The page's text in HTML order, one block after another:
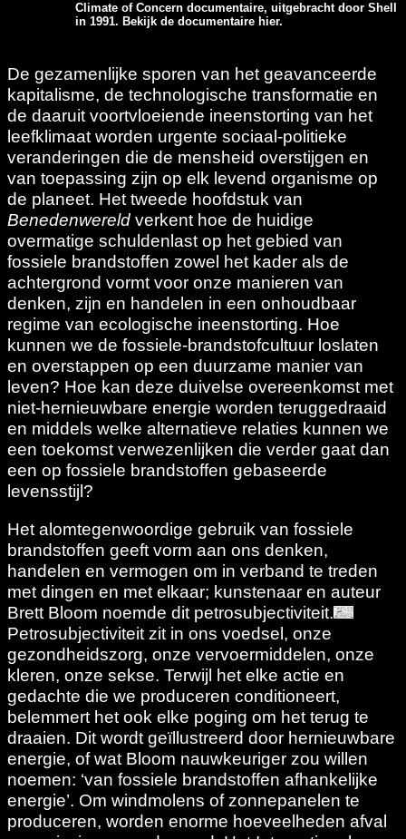
Climate of Concern documentaire, uitgebracht door Shell
in 1991. Bekijk de documentaire hier.
De gezamenlijke sporen van het geavanceerde
kapitalisme, de technologische transformatie en
de daaruit voortvloeiende ineenstorting van het
leefklimaat worden urgente sociaal-politieke
veranderingen die de mensheid overstijgen en
van toepassing zijn op elk levend organisme op
de planeet. Het tweede hoofdstuk van
Benedenwereld verkent hoe de huidige
overmatige schuldenlast op het gebied van
fossiele brandstoffen zowel het kader als de
achtergrond vormt voor onze manieren van
denken, zijn en handelen in een onhoudbaar
regime van ecologische ineenstorting. Hoe
kunnen we de fossiele-brandstofcultuur loslaten
en overstappen op een duurzame manier van
leven? Hoe kan deze duivelse overeenkomst met
niet-hernieuwbare energie worden teruggedraaid
en middels welke alternatieve relaties kunnen we
een toekomst verwezenlijken die verder gaat dan
een op fossiele brandstoffen gebaseerde
levensstijl?
Het alomtegenwoordige gebruik van fossiele
brandstoffen geeft vorm aan ons denken,
handelen en vermogen om in verband te treden
met dingen en met elkaar; kunstenaar en auteur
Brett Bloom noemde dit petrosubjectiviteit.
Petrosubjectiviteit zit in ons voedsel, onze
gezondheidszorg, onze vervoermiddelen, onze
kleren, onze sekse. Terwijl het elke actie en
gedachte die we produceren conditioneert,
belemmert het ook elke poging om het terug te
draaien. Dit wordt geïllustreerd door hernieuwbare
energie, of wat Bloom nauwkeuriger zou willen
noemen: ‘van fossiele brandstoffen afhankelijke
energie’. Om windmolens of zonnepanelen te
produceren, worden enorme hoeveelheden afval